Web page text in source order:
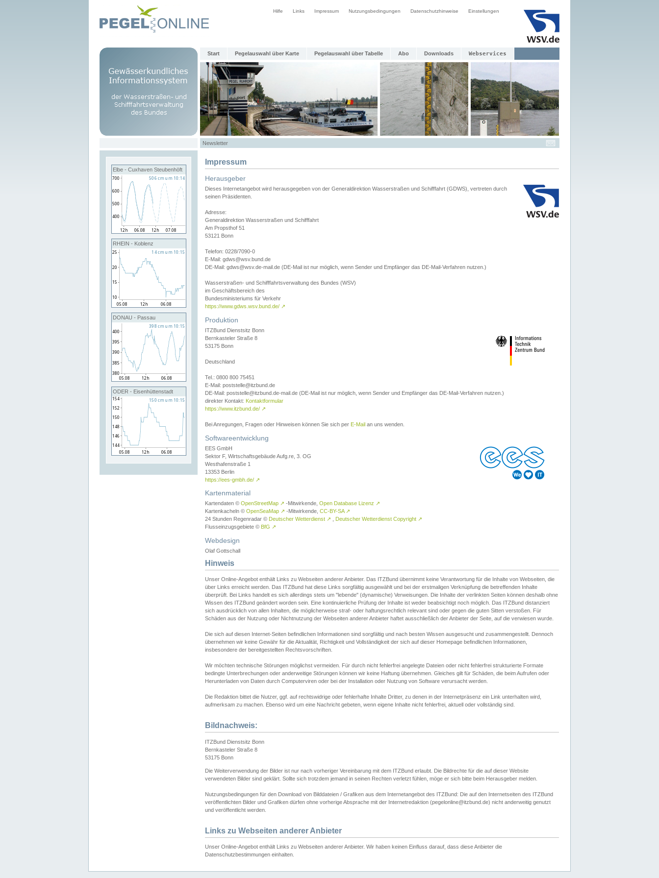
Hilfe Links Impressum Nutzungsbedingungen Datenschutzhinweise Einstellungen
Start Pegelauswahl über Karte Pegelauswahl über Tabelle Abo Downloads Webservices
Newsletter
Elbe - Cuxhaven Steubenhöft
RHEIN - Koblenz
DONAU - Passau
ODER - Eisenhüttenstadt
Impressum
Herausgeber
Dieses Internetangebot wird herausgegeben von der Generaldirektion Wasserstraßen und Schifffahrt (GDWS), vertreten durch
seinen Präsidenten.
Adresse:
Generaldirektion Wasserstraßen und Schifffahrt
Am Propsthof 51
53121 Bonn
Telefon: 0228/7090-0
E-Mail: gdws@wsv.bund.de
DE-Mail: gdws@wsv.de-mail.de (DE-Mail ist nur möglich, wenn Sender und Empfänger das DE-Mail-Verfahren nutzen.)
Wasserstraßen- und Schifffahrtsverwaltung des Bundes (WSV)
im Geschäftsbereich des
Bundesministeriums für Verkehr
https://www.gdws.wsv.bund.de/ ↗
Produktion
ITZBund Dienstsitz Bonn
Bernkasteler Straße 8
53175 Bonn
Deutschland
Tel.: 0800 800 75451
E-Mail: poststelle@itzbund.de
DE-Mail: poststelle@itzbund.de-mail.de (DE-Mail ist nur möglich, wenn Sender und Empfänger das DE-Mail-Verfahren nutzen.)
direkter Kontakt: Kontaktformular
https://www.itzbund.de/ ↗
Bei Anregungen, Fragen oder Hinweisen können Sie sich per E-Mail an uns wenden.
Softwareentwicklung
EES GmbH
Sektor F, Wirtschaftsgebäude Aufg.re, 3. OG
Westhafenstraße 1
13353 Berlin
https://ees-gmbh.de/ ↗
Kartenmaterial
Kartendaten © OpenStreetMap ↗ -Mitwirkende, Open Database Lizenz ↗
Kartenkacheln © OpenSeaMap ↗ -Mitwirkende, CC-BY-SA ↗
24 Stunden Regenradar © Deutscher Wetterdienst ↗ Deutscher Wetterdienst Copyright ↗
Flusseinzugsgebiete © BfG ↗
Webdesign
Olaf Gottschall
Hinweis
Unser Online-Angebot enthält Links zu Webseiten anderer Anbieter. Das ITZBund übernimmt keine Verantwortung für die Inhalte von Webseiten, die
über Links erreicht werden. Das ITZBund hat diese Links sorgfältig ausgewählt und bei der erstmaligen Verknüpfung die betreffenden Inhalte
überprüft. Bei Links handelt es sich allerdings stets um "lebende" (dynamische) Verweisungen. Die Inhalte der verlinkten Seiten können deshalb ohne
Wissen des ITZBund geändert worden sein. Eine kontinuierliche Prüfung der Inhalte ist weder beabsichtigt noch möglich. Das ITZBund distanziert
sich ausdrücklich von allen Inhalten, die möglicherweise straf- oder haftungsrechtlich relevant sind oder gegen die guten Sitten verstoßen. Für
Schäden aus der Nutzung oder Nichtnutzung der Webseiten anderer Anbieter haftet ausschließlich der Anbieter der Seite, auf die verwiesen wurde.
Die sich auf diesen Internet-Seiten befindlichen Informationen sind sorgfältig und nach besten Wissen ausgesucht und zusammengestellt. Dennoch
übernehmen wir keine Gewähr für die Aktualität, Richtigkeit und Vollständigkeit der sich auf dieser Homepage befindlichen Informationen,
insbesondere der bereitgestellten Rechtsvorschriften.
Wir möchten technische Störungen möglichst vermeiden. Für durch nicht fehlerfrei angelegte Dateien oder nicht fehlerfrei strukturierte Formate
bedingte Unterbrechungen oder anderweitige Störungen können wir keine Haftung übernehmen. Gleiches gilt für Schäden, die beim Aufrufen oder
Herunterladen von Daten durch Computerviren oder bei der Installation oder Nutzung von Software verursacht werden.
Die Redaktion bittet die Nutzer, ggf. auf rechtswidrige oder fehlerhafte Inhalte Dritter, zu denen in der Internetpräsenz ein Link unterhalten wird,
aufmerksam zu machen. Ebenso wird um eine Nachricht gebeten, wenn eigene Inhalte nicht fehlerfrei, aktuell oder vollständig sind.
Bildnachweis:
ITZBund Dienstsitz Bonn
Bernkasteler Straße 8
53175 Bonn
Die Weiterverwendung der Bilder ist nur nach vorheriger Vereinbarung mit dem ITZBund erlaubt. Die Bildrechte für die auf dieser Website
verwendeten Bilder sind geklärt. Sollte sich trotzdem jemand in seinen Rechten verletzt fühlen, möge er sich bitte beim Herausgeber melden.
Nutzungsbedingungen für den Download von Bilddateien / Grafiken aus dem Internetangebot des ITZBund: Die auf den Internetseiten des ITZBund
veröffentlichten Bilder und Grafiken dürfen ohne vorherige Absprache mit der Internetredaktion (pegelonline@itzbund.de) nicht anderweitig genutzt
und veröffentlicht werden.
Links zu Webseiten anderer Anbieter
Unser Online-Angebot enthält Links zu Webseiten anderer Anbieter. Wir haben keinen Einfluss darauf, dass diese Anbieter die
Datenschutzbestimmungen einhalten.